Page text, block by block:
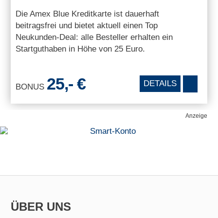
Die Amex Blue Kreditkarte ist dauerhaft
beitragsfrei und bietet aktuell einen Top
Neukunden-Deal: alle Besteller erhalten ein
Startguthaben in Höhe von 25 Euro.
BONUS 25,- € DETAILS
Anzeige
ÜBER UNS